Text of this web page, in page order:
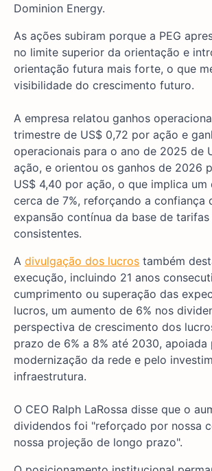
Dominion Energy.
As ações subiram porque a PEG
no limite superior da orientação e
orientação futura mais forte, o que
visibilidade do crescimento futuro.
A empresa relatou ganhos
trimestre de US$ 0,72 por ação e
operacionais para o ano de 2025 de
ação, e orientou os ganhos de 2026
US$ 4,40 por ação, o que implica
cerca de 7%, reforçando a confiança
expansão contínua da base de
consistentes.
A divulgação dos lucros também
execução, incluindo 21 anos
cumprimento ou superação das
lucros, um aumento de 6% nos
perspectiva de crescimento dos
prazo de 6% a 8% até 2030, apoiada
modernização da rede e pelo
infraestrutura.
O CEO Ralph LaRossa disse que o
dividendos foi "reforçado por nossa
nossa projeção de longo prazo".